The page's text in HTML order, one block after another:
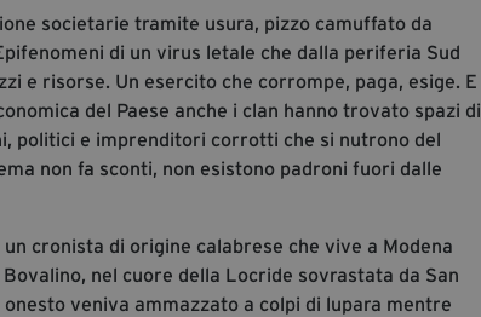
societarie tramite usura, pizzo camuffato da
di un virus letale che dalla periferia Sud
e risorse. Un esercito che corrompe, paga, esige. E
del Paese anche i clan hanno trovato spazi di
politici e imprenditori corrotti che si nutrono del
non fa sconti, non esistono padroni fuori dalle
cronista di origine calabrese che vive a Modena
nel cuore della Locride sovrastata da San
veniva ammazzato a colpi di lupara mentre